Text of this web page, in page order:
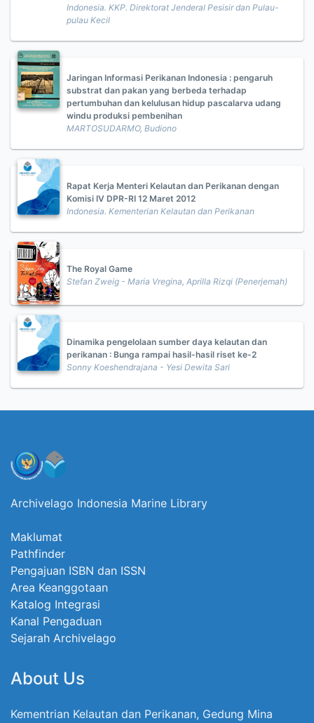
Indonesia. KKP. Direktorat Jenderal Pesisir dan Pulau-
pulau Kecil
Jaringan Informasi Perikanan Indonesia : pengaruh
substrat dan pakan yang berbeda terhadap
pertumbuhan dan kelulusan hidup pascalarva udang
windu produksi pembenihan
MARTOSUDARMO, Budiono
Rapat Kerja Menteri Kelautan dan Perikanan dengan
Komisi IV DPR-RI 12 Maret 2012
Indonesia. Kementerian Kelautan dan Perikanan
The Royal Game
Stefan Zweig - Maria Vregina, Aprilla Rizqi (Penerjemah)
Dinamika pengelolaan sumber daya kelautan dan
perikanan : Bunga rampai hasil-hasil riset ke-2
Sonny Koeshendrajana - Yesi Dewita Sari
Archivelago Indonesia Marine Library
Maklumat
Pathfinder
Pengajuan ISBN dan ISSN
Area Keanggotaan
Katalog Integrasi
Kanal Pengaduan
Sejarah Archivelago
About Us
Kementrian Kelautan dan Perikanan, Gedung Mina